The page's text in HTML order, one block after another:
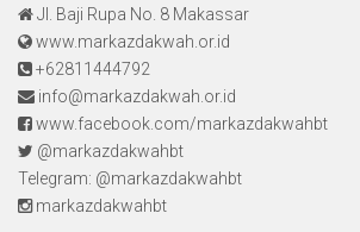
Jl. Baji Rupa No. 8 Makassar
www.markazdakwah.or.id
+62811444792
info@markazdakwah.or.id
www.facebook.com/markazdakwahbt
@markazdakwahbt
Telegram: @markazdakwahbt
markazdakwahbt